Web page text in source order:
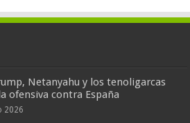
Netanyahu y los tenoligarcas
ofensiva contra España
2026